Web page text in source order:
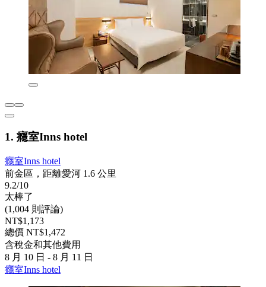
1. 癮室Inns hotel
癮室Inns hotel
前金區，距離愛河 1.6 公里
9.2/10
太棒了
(1,004 則評論)
NT$1,173
總價 NT$1,472
含稅金和其他費用
8 月 10 日 - 8 月 11 日
癮室Inns hotel